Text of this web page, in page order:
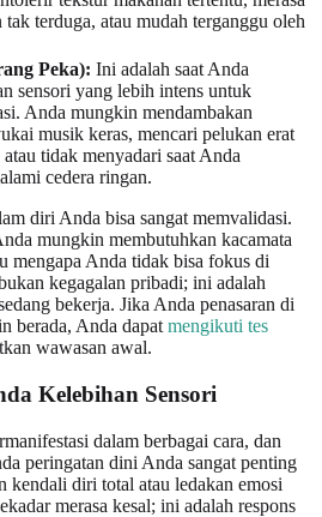
tak terduga, atau mudah terganggu oleh
Peka): Ini adalah saat Anda
sensori yang lebih intens untuk
Anda mungkin mendambakan
musik keras, mencari pelukan erat
tidak menyadari saat Anda
cedera ringan.
diri Anda bisa sangat memvalidasi.
mungkin membutuhkan kacamata
mengapa Anda tidak bisa fokus di
kegagalan pribadi; ini adalah
bekerja. Jika Anda penasaran di
berada, Anda dapat mengikuti tes
wawasan awal.
Kelebihan Sensori
dalam berbagai cara, dan
peringatan dini Anda sangat penting
kendali diri total atau ledakan emosi
merasa kesal; ini adalah respons